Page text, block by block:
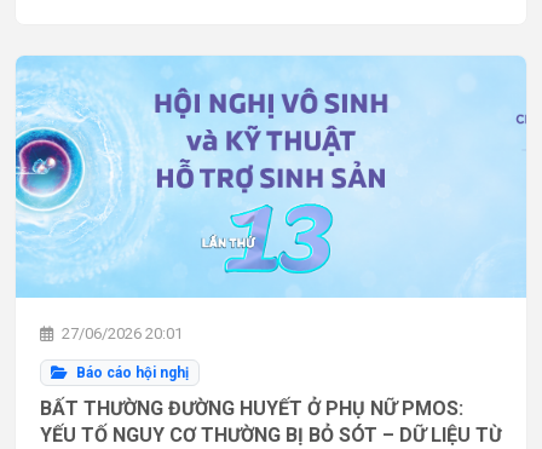
27/06/2026 20:01
Báo cáo hội nghị
BẤT THƯỜNG ĐƯỜNG HUYẾT Ở PHỤ NỮ PMOS:
YẾU TỐ NGUY CƠ THƯỜNG BỊ BỎ SÓT – DỮ LIỆU TỪ